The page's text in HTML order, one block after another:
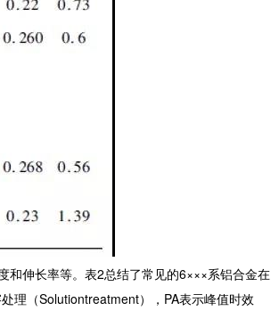
伸长率等。表2总结了常见的6×××系铝合金在
理（Solutiontreatment），PA表示峰值时效